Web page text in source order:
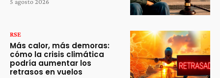
5 agosto 2026
RSE
Más calor, más demoras:
cómo la crisis climática
podría aumentar los
retrasos en vuelos